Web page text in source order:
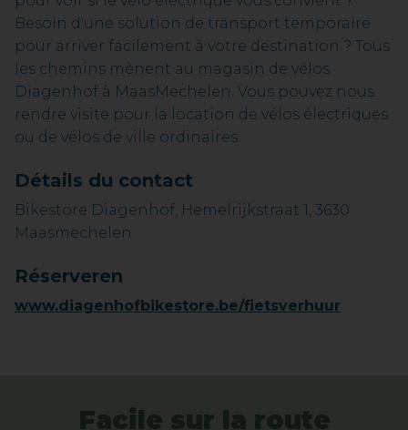
Besoin d'une solution de transport temporaire
pour arriver facilement à votre destination ? Tous
les chemins mènent au magasin de vélos
Diagenhof à MaasMechelen. Vous pouvez nous
rendre visite pour la location de vélos électriques
ou de vélos de ville ordinaires.
Détails du contact
Bikestore Diagenhof, Hemelrijkstraat 1, 3630
Maasmechelen.
Réserveren
www.diagenhofbikestore.be/fietsverhuur
Facile sur la route